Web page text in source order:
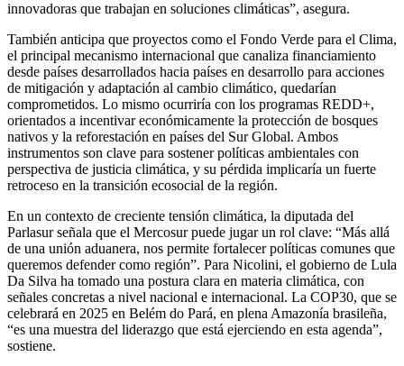
innovadoras que trabajan en soluciones climáticas”, asegura.
También anticipa que proyectos como el Fondo Verde para el Clima,
el principal mecanismo internacional que canaliza financiamiento
desde países desarrollados hacia países en desarrollo para acciones
de mitigación y adaptación al cambio climático, quedarían
comprometidos. Lo mismo ocurriría con los programas REDD+,
orientados a incentivar económicamente la protección de bosques
nativos y la reforestación en países del Sur Global. Ambos
instrumentos son clave para sostener políticas ambientales con
perspectiva de justicia climática, y su pérdida implicaría un fuerte
retroceso en la transición ecosocial de la región.
En un contexto de creciente tensión climática, la diputada del
Parlasur señala que el Mercosur puede jugar un rol clave: “Más allá
de una unión aduanera, nos permite fortalecer políticas comunes que
queremos defender como región”. Para Nicolini, el gobierno de Lula
Da Silva ha tomado una postura clara en materia climática, con
señales concretas a nivel nacional e internacional. La COP30, que se
celebrará en 2025 en Belém do Pará, en plena Amazonía brasileña,
“es una muestra del liderazgo que está ejerciendo en esta agenda”,
sostiene.